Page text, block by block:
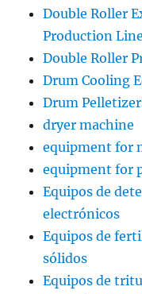
Double Roller
Production Line
Double Roller
Drum Cooling
Drum
dryer machine
equipment for
equipment for
Equipos de
electrónicos
Equipos de
sólidos
Equipos de